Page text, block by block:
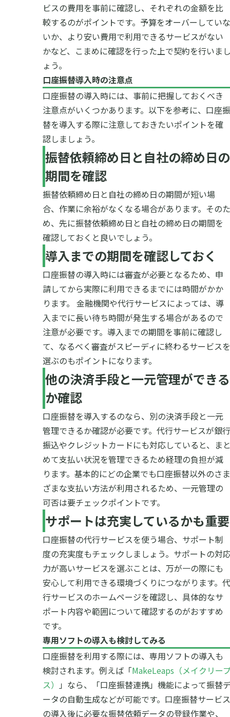
ビスの費用を事前に確認し、それぞれの金額を比
較するのがポイントです。予算をオーバーしていな
いか、より安い費用で利用できるサービスがない
かなど、こまめに確認を行った上で契約を行いま
ょう。
口座振替導入時の注意点
口座振替の導入時には、事前に把握しておくべき
注意点がいくつかあります。以下を参考に、口座振
替を導入する際に注意しておきたいポイントを確
認しましょう。
振替依頼締め日と自社の締め日の
期間を確認
振替依頼締め日と自社の締め日の期間が短い場
合、作業に余裕がなくなる場合があります。そのた
め、先に振替依頼締め日と自社の締め日の期間を
確認しておくと良いでしょう。
導入までの期間を確認しておく
口座振替の導入時には審査が必要となるため、申
請してから実際に利用できるまでには時間がかか
ります。 金融機関や代行サービスによっては、導
入までに長い待ち時間が発生する場合があるので
注意が必要です。導入までの期間を事前に確認し
て、なるべく審査がスピーディに終わるサービスを
選ぶのもポイントになります。
他の決済手段と一元管理ができる
か確認
口座振替を導入するのなら、別の決済手段と一元
管理できるか確認が必要です。代行サービスが銀行
振込やクレジットカードにも対応していると、ま
めて支払い状況を管理できるため経理の負担が減
ります。基本的にどの企業でも口座振替以外のさま
ざまな支払い方法が利用されるため、一元管理の
可否は要チェックポイントです。
サポートは充実しているかも重要
口座振替の代行サービスを使う場合、サポート制
度の充実度もチェックしましょう。サポートの対
力が高いサービスを選ぶことは、万が一の際にも
安心して利用できる環境づくりにつながります。代
行サービスのホームページを確認し、具体的なサ
ポート内容や範囲について確認するのがおすすめ
です。
専用ソフトの導入も検討してみる
口座振替を利用する際には、専用ソフトの導入も
検討されます。例えば「MakeLeaps（メイクリー
ス）
」なら、「口座振替連携」機能によって振替
ータの自動生成などが可能です。口座振替サービス
の導入後に必要な振替依頼データの登録作業や、